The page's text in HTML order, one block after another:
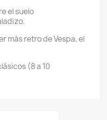
el suelo
más retro de Vespa, el
(8 a 10